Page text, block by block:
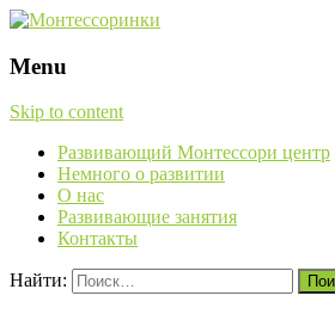
Menu
Skip to content
Развивающий Монтессори центр
Немного о развитии
О нас
Развивающие занятия
Контакты
Найти: